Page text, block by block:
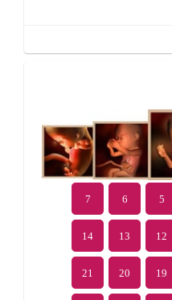
5
6
7
12
13
14
19
20
21